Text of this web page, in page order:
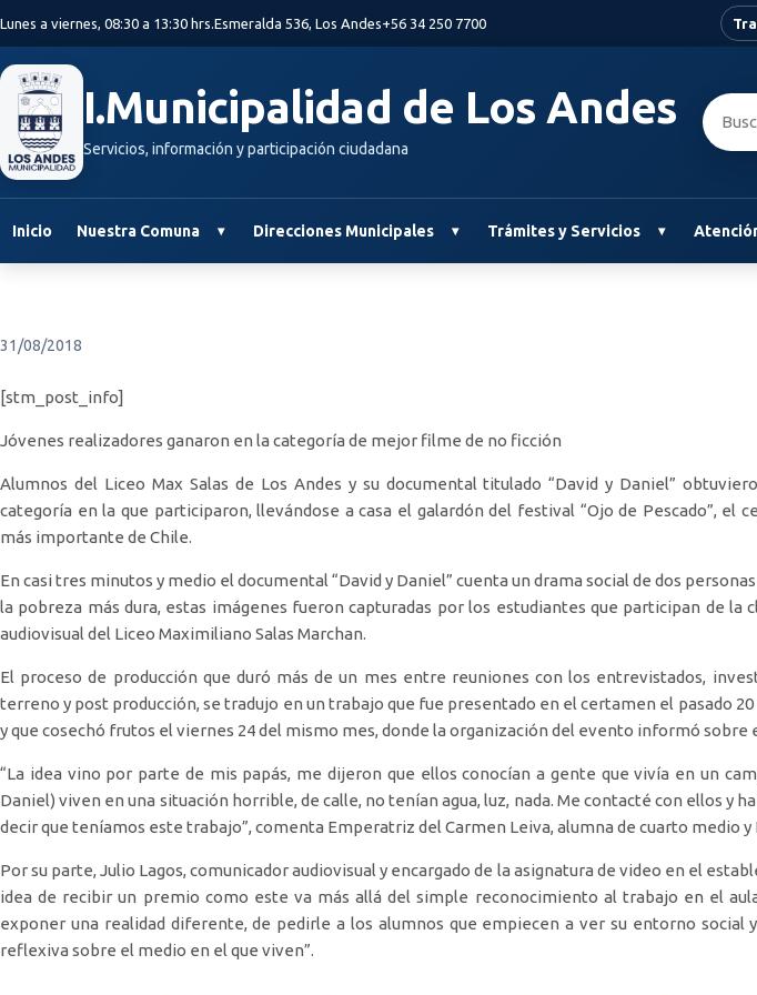
Lunes a viernes, 08:30 a 13:30 hrs.Esmeralda 536, Los Andes+56 34 250 7700
I.Municipalidad de Los Andes
Servicios, información y participación ciudadana
Buscar:
Inicio Nuestra Comuna Direcciones Municipales Trámites y Servicios
31/08/2018
[stm_post_info]
Jóvenes realizadores ganaron en la categoría de mejor filme de no ficción
Alumnos del Liceo Max Salas de Los Andes y su documental titulado “David y Daniel”
categoría en la que participaron, llevándose a casa el galardón del festival “Ojo de Pescado”, el
más importante de Chile.
En casi tres minutos y medio el documental “David y Daniel” cuenta un drama social de dos
la pobreza más dura, estas imágenes fueron capturadas por los estudiantes que participan de la
audiovisual del Liceo Maximiliano Salas Marchan.
El proceso de producción que duró más de un mes entre reuniones con los entrevistados,
terreno y post producción, se tradujo en un trabajo que fue presentado en el certamen el pasado
y que cosechó frutos el viernes 24 del mismo mes, donde la organización del evento informó sobre
“La idea vino por parte de mis papás, me dijeron que ellos conocían a gente que vivía en un
Daniel) viven en una situación horrible, de calle, no tenían agua, luz, nada. Me contacté con ellos y
decir que teníamos este trabajo”, comenta Emperatriz del Carmen Leiva, alumna de cuarto medio
Por su parte, Julio Lagos, comunicador audiovisual y encargado de la asignatura de video en el
idea de recibir un premio como este va más allá del simple reconocimiento al trabajo en el
exponer una realidad diferente, de pedirle a los alumnos que empiecen a ver su entorno social
reflexiva sobre el medio en el que viven”.